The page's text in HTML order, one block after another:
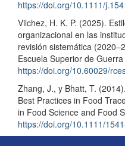
https://doi.org/10.1111/
Vilchez, H. K. P. (2025).
organizacional en las
revisión sistemática
Escuela Superior de
https://doi.org/10.60029/
Zhang, J., y Bhatt, T.
Best Practices in Food
in Food Science and Food
https://doi.org/10.1111/